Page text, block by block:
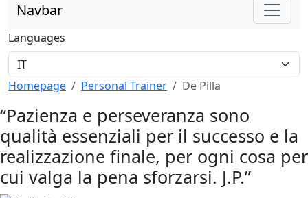
Navbar
Languages
Homepage Personal Trainer De Pilla
“Pazienza e perseveranza sono
qualità essenziali per il successo e la
realizzazione finale, per ogni cosa per
cui valga la pena sforzarsi. J.P.”